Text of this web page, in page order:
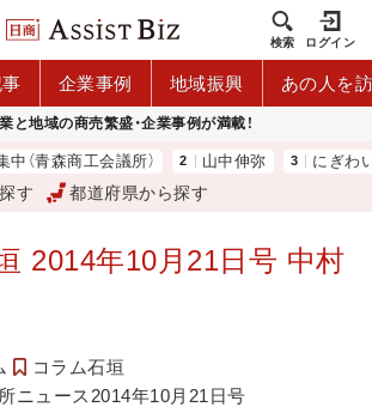
検索 ログイン
企業事例 地域振興 あの人を
と地域の商売繁盛・企業事例が満載！
青森商工会議所） 山中伸弥 にぎわい
す 都道府県から探す
2014年10月21日号 中村
コラム石垣
ニュース2014年10月21日号